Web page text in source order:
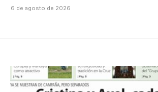
6 de agosto de 2026